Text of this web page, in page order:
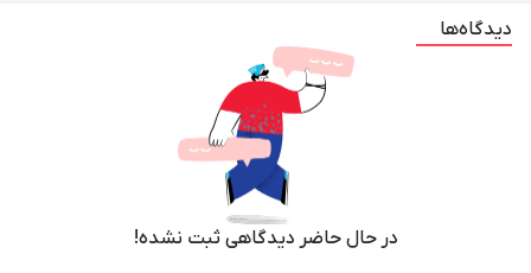
دیدگاه‌ها
در حال حاضر دیدگاهی ثبت نشده!